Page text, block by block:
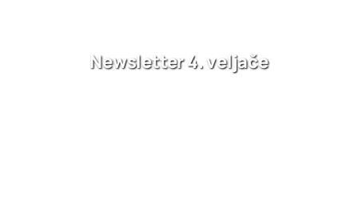
Newsletter 4. veljače